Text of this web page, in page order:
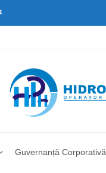
Guvernanță Corporativă